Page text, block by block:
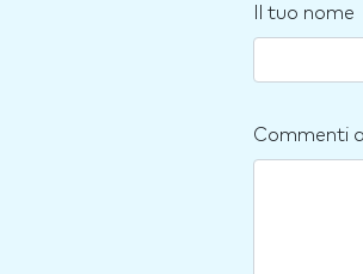
Il tuo nome
Commenti